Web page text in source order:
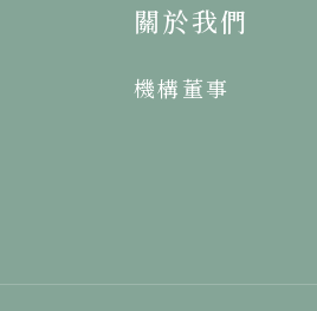
關於我們
機構董事